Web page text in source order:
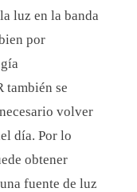
luz en la banda
por
también se
volver
día. Por lo
obtener
fuente de luz